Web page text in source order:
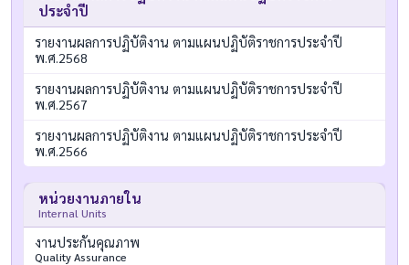
ประจำปี
รายงานผลการปฏิบัติงาน ตามแผนปฏิบัติราชการประจำปี
พ.ศ.2568
รายงานผลการปฏิบัติงาน ตามแผนปฏิบัติราชการประจำปี
พ.ศ.2567
รายงานผลการปฏิบัติงาน ตามแผนปฏิบัติราชการประจำปี
พ.ศ.2566
หน่วยงานภายใน
Internal Units
งานประกันคุณภาพ
Quality Assurance